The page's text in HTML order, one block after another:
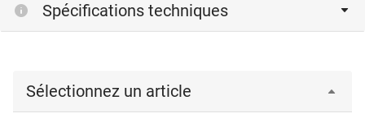
Spécifications techniques
Sélectionnez un article